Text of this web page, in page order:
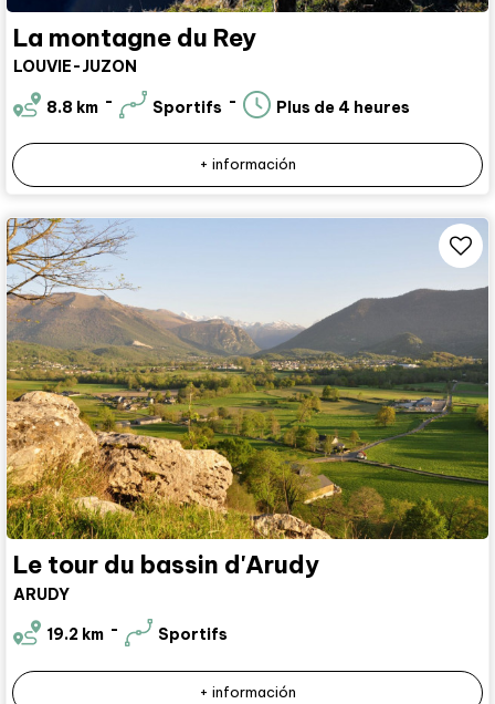
La montagne du Rey
LOUVIE-JUZON
8.8 km Sportifs Plus de 4 heures
+ información
Le tour du bassin d'Arudy
ARUDY
19.2 km Sportifs
+ información